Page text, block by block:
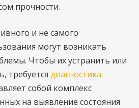
прочности.
и не самого
могут возникать
Чтобы их устранить или
требуется диагностика
собой комплекс
на выявление состояния